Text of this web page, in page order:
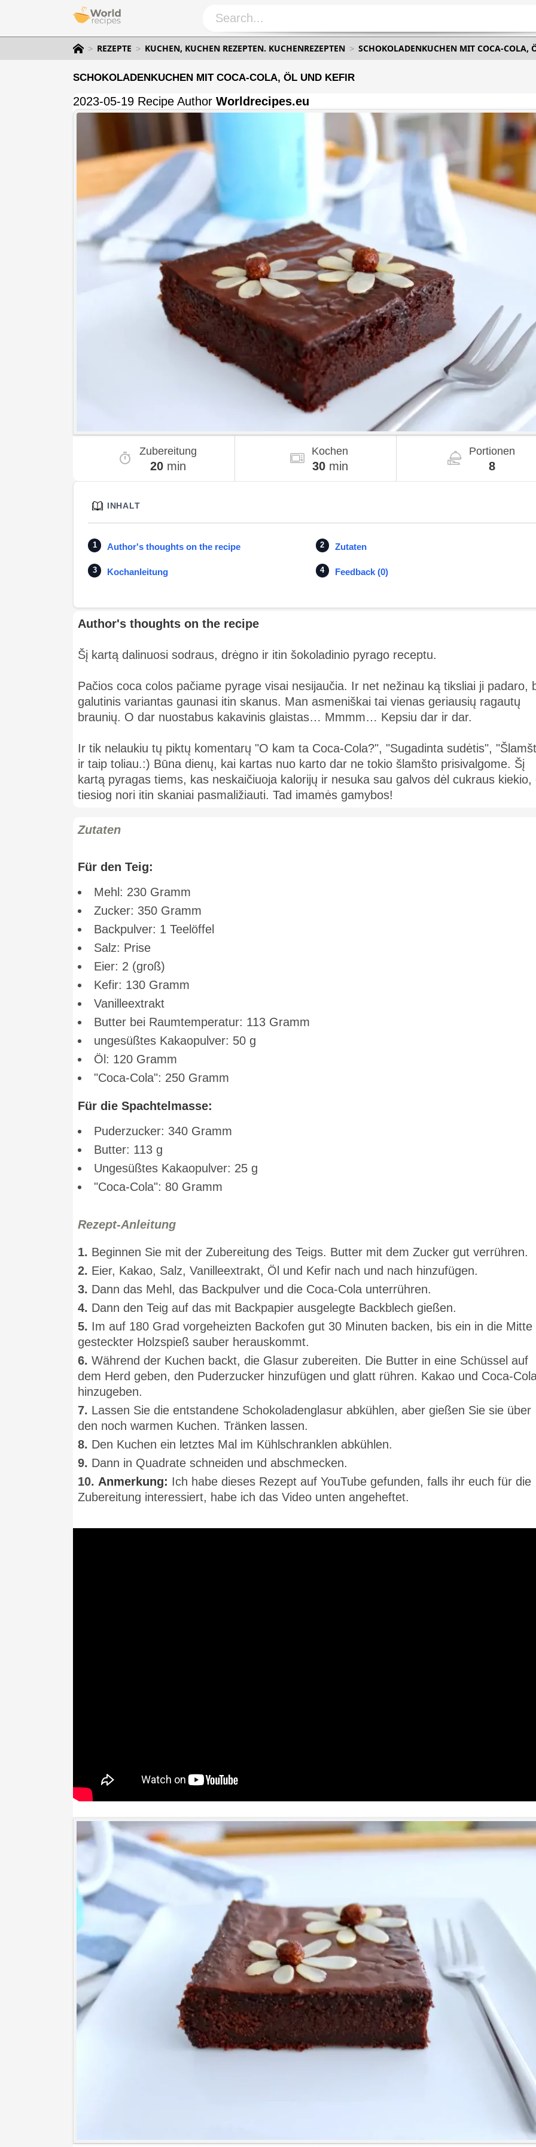
REZEPTE KUCHEN, KUCHEN REZEPTEN. KUCHENREZEPTEN SCHOKOLADENKUCHEN MIT COCA-COLA,
SCHOKOLADENKUCHEN MIT COCA-COLA, ÖL UND KEFIR
2023-05-19 Recipe Author Worldrecipes.eu
Zubereitung
20min
Kochen
30min
Portionen
8
INHALT
Author's thoughts on the recipe Zutaten
Kochanleitung Feedback (0)
Author's thoughts on the recipe
Šį kartą dalinuosi sodraus, drėgno ir itin šokoladinio pyrago receptu.
Pačios coca colos pačiame pyrage visai nesijaučia. Ir net nežinau ką tiksliai ji padaro,
galutinis variantas gaunasi itin skanus. Man asmeniškai tai vienas geriausių ragautų
braunių. O dar nuostabus kakavinis glaistas… Mmmm… Kepsiu dar ir dar.
Ir tik nelaukiu tų piktų komentarų "O kam ta Coca-Cola?", "Sugadinta sudėtis",
ir taip toliau.:) Būna dienų, kai kartas nuo karto dar ne tokio šlamšto prisivalgome. Šį
kartą pyragas tiems, kas neskaičiuoja kalorijų ir nesuka sau galvos dėl cukraus kiekio,
tiesiog nori itin skaniai pasmaližiauti. Tad imamės gamybos!
Zutaten
Für den Teig:
Mehl: 230 Gramm
Zucker: 350 Gramm
Backpulver: 1 Teelöffel
Salz: Prise
Eier: 2 (groß)
Kefir: 130 Gramm
Vanilleextrakt
Butter bei Raumtemperatur: 113 Gramm
ungesüßtes Kakaopulver: 50 g
Öl: 120 Gramm
"Coca-Cola": 250 Gramm
Für die Spachtelmasse:
Puderzucker: 340 Gramm
Butter: 113 g
Ungesüßtes Kakaopulver: 25 g
"Coca-Cola": 80 Gramm
Rezept-Anleitung
1. Beginnen Sie mit der Zubereitung des Teigs. Butter mit dem Zucker gut verrühren.
2. Eier, Kakao, Salz, Vanilleextrakt, Öl und Kefir nach und nach hinzufügen.
3. Dann das Mehl, das Backpulver und die Coca-Cola unterrühren.
4. Dann den Teig auf das mit Backpapier ausgelegte Backblech gießen.
5. Im auf 180 Grad vorgeheizten Backofen gut 30 Minuten backen, bis ein in die Mitte
gesteckter Holzspieß sauber herauskommt.
6. Während der Kuchen backt, die Glasur zubereiten. Die Butter in eine Schüssel auf
dem Herd geben, den Puderzucker hinzufügen und glatt rühren. Kakao und Coca-
hinzugeben.
7. Lassen Sie die entstandene Schokoladenglasur abkühlen, aber gießen Sie sie über
den noch warmen Kuchen. Tränken lassen.
8. Den Kuchen ein letztes Mal im Kühlschranklen abkühlen.
9. Dann in Quadrate schneiden und abschmecken.
10. Anmerkung: Ich habe dieses Rezept auf YouTube gefunden, falls ihr euch für die
Zubereitung interessiert, habe ich das Video unten angeheftet.